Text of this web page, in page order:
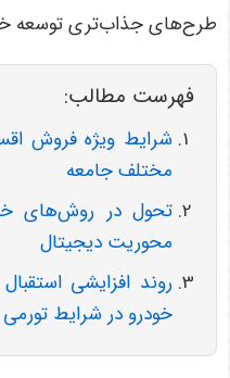
طرح‌های جذاب‌تری توسعه
فهرست مطالب:
شرایط ویژه فروش
مختلف جامعه
تحول در روش‌های
محوریت دیجیتال
روند افزایشی
خودرو در شرایط تورمی